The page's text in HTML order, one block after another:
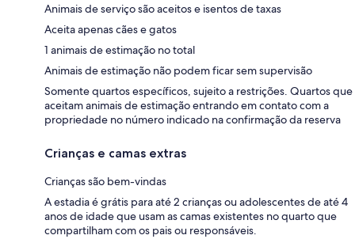
Animais de serviço são aceitos e isentos de taxas
Aceita apenas cães e gatos
1 animais de estimação no total
Animais de estimação não podem ficar sem supervisão
Somente quartos específicos, sujeito a restrições. Quartos que
aceitam animais de estimação entrando em contato com a
propriedade no número indicado na confirmação da reserva
Crianças e camas extras
Crianças são bem-vindas
A estadia é grátis para até 2 crianças ou adolescentes de até 4
anos de idade que usam as camas existentes no quarto que
compartilham com os pais ou responsáveis.